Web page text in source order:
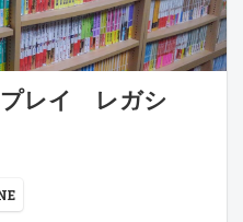
レイ レガシ